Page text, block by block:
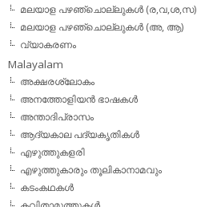
മലയാള പഴഞ്ചൊല്ലുകള്‍ (ര,വ,ശ,സ)
മലയാള പഴഞ്ചൊല്ലുകൾ (അ, ആ)
വ്യാകരണം
Malayalam
അക്ഷരശ്ലോകം
അനത്തോളിയന്‍ ഭാഷകള്‍
അന്താദിപ്രാസം
ആദ്യകാല പദ്യകൃതികള്‍
എഴുത്തുകളരി
എഴുത്തുകാരും തൂലികാനാമവും
കടംകഥകള്‍